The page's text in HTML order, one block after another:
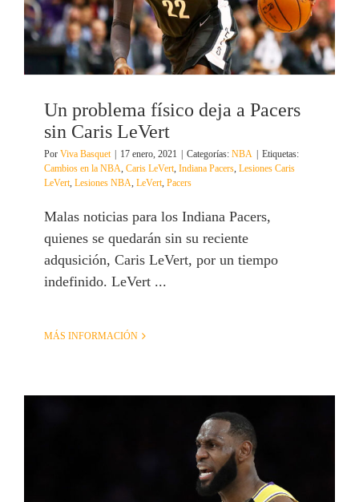
Un problema físico deja a Pacers
sin Caris LeVert
Por Viva Basquet | 17 enero, 2021 | Categorías: NBA | Etiquetas:
Cambios en la NBA Caris LeVert Indiana Pacers Lesiones Caris
LeVert Lesiones NBA LeVert Pacers
Malas noticias para los Indiana Pacers,
quienes se quedarán sin su reciente
adqusición, Caris LeVert, por un tiempo
indefinido. LeVert ...
MÁS INFORMACIÓN